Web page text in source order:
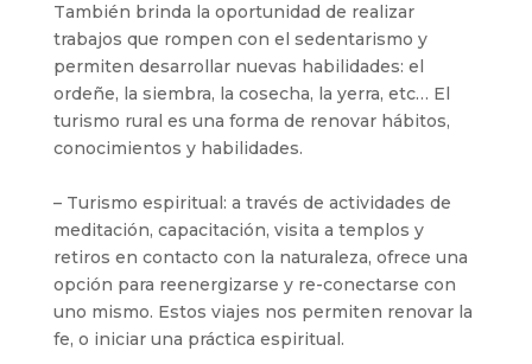
También brinda la oportunidad de realizar
trabajos que rompen con el sedentarismo y
permiten desarrollar nuevas habilidades: el
ordeñe, la siembra, la cosecha, la yerra, etc… El
turismo rural es una forma de renovar hábitos,
conocimientos y habilidades.
– Turismo espiritual: a través de actividades de
meditación, capacitación, visita a templos y
retiros en contacto con la naturaleza, ofrece una
opción para reenergizarse y re-conectarse con
uno mismo. Estos viajes nos permiten renovar la
fe, o iniciar una práctica espiritual.